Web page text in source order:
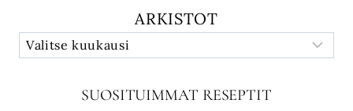
ARKISTOT
SUOSITUIMMAT RESEPTIT